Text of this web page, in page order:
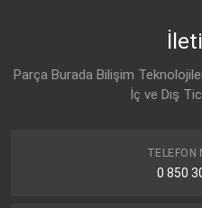
Parça Burada Bilişim
İç ve Dış
TELEFON
0 850